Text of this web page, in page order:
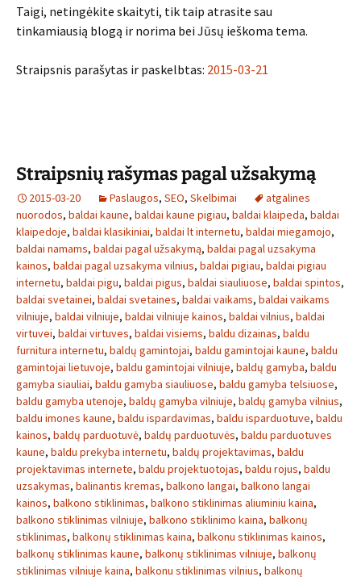
Taigi, netingėkite skaityti, tik taip atrasite sau
tinkamiausią blogą ir norima bei Jūsų ieškoma tema.
Straipsnis parašytas ir paskelbtas: 2015-03-21
Straipsnių rašymas pagal užsakymą
2015-03-20 Paslaugos, SEO, Skelbimai
atgalines
nuorodos, baldai kaune, baldai kaune pigiau, baldai klaipeda, baldai
klaipedoje, baldai klasikiniai, baldai lt internetu, baldai miegamojo,
baldai namams, baldai pagal užsakymą, baldai pagal uzsakyma
kainos, baldai pagal uzsakyma vilnius, baldai pigiau, baldai pigiau
internetu, baldai pigu, baldai pigus, baldai siauliuose, baldai spintos,
baldai svetainei, baldai svetaines, baldai vaikams, baldai vaikams
vilniuje, baldai vilniuje, baldai vilniuje kainos, baldai vilnius, baldai
virtuvei, baldai virtuves, baldai visiems, baldu dizainas, baldu
furnitura internetu, baldų gamintojai, baldu gamintojai kaune, baldu
gamintojai lietuvoje, baldu gamintojai vilniuje, baldų gamyba, baldu
gamyba siauliai, baldu gamyba siauliuose, baldu gamyba telsiuose,
baldu gamyba utenoje, baldų gamyba vilniuje, baldų gamyba vilnius,
baldu imones kaune, baldu ispardavimas, baldu isparduotuve, baldu
kainos, baldų parduotuvė, baldų parduotuvės, baldu parduotuves
kaune, baldu prekyba internetu, baldų projektavimas, baldu
projektavimas internete, baldu projektuotojas, baldu rojus, baldu
uzsakymas, balinantis kremas, balkono langai, balkono langai
kainos, balkono stiklinimas, balkono stiklinimas aliuminiu kaina,
balkono stiklinimas vilniuje, balkono stiklinimo kaina, balkonų
stiklinimas, balkonų stiklinimas kaina, balkonu stiklinimas kainos,
balkonų stiklinimas kaune, balkonų stiklinimas vilniuje, balkonų
stiklinimas vilniuje kaina, balkonu stiklinimas vilnius, balkonų